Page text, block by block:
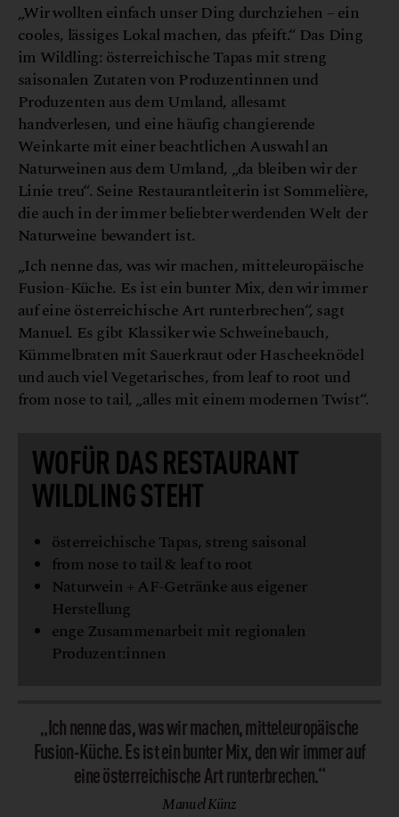
„Wir wollten einfach unser Ding durchziehen – ein
cooles, lässiges Lokal machen, das pfeift.“ Das Ding
im Wildling: österreichische Tapas mit streng
saisonalen Zutaten von Produzentinnen und
Produzenten aus dem Umland, allesamt
handverlesen, und eine häufig changierende
Weinkarte mit einer beachtlichen Auswahl an
Naturweinen aus dem Umland, „da bleiben wir der
Linie treu“. Seine Restaurantleiterin ist Sommelière,
die auch in der immer beliebter werdenden Welt der
Naturweine bewandert ist.
„Ich nenne das, was wir machen, mitteleuropäische
Fusion-Küche. Es ist ein bunter Mix, den wir immer
auf eine österreichische Art runterbrechen“, sagt
Manuel. Es gibt Klassiker wie Schweinebauch,
Kümmelbraten mit Sauerkraut oder Hascheeknödel
und auch viel Vegetarisches, from leaf to root und
from nose to tail, „alles mit einem modernen Twist“.
WOFÜR DAS RESTAURANT
WILDLING STEHT
österreichische Tapas, streng saisonal
from nose to tail & leaf to root
Naturwein + AF-Getränke aus eigener
Herstellung
enge Zusammenarbeit mit regionalen
Produzent:innen
„Ich nenne das, was wir machen, mitteleuropäische
Fusion-Küche. Es ist ein bunter Mix, den wir immer auf
eine österreichische Art runterbrechen.“
Manuel Künz